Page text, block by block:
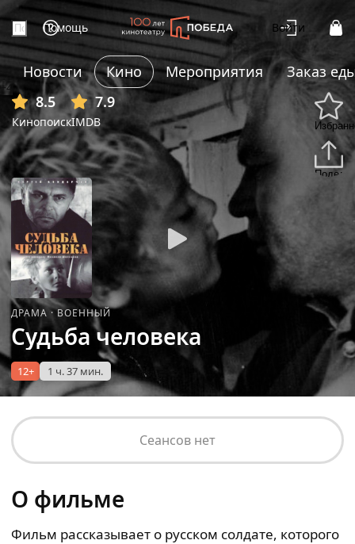
Помощь Войти
Новости Кино Мероприятия
Заказ
8.5
Кинопоиск
7.9
IMDB
+4
ДРАМА ·ВОЕННЫЙ
Судьба человека
12+ 1 ч. 37 мин.
Сеансов нет
О фильме
Фильм рассказывает о русском солдате, которого